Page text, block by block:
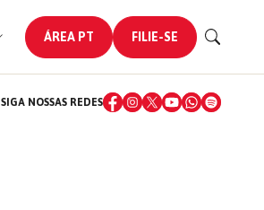
ÁREA PT FILIE-SE
SIGA NOSSAS REDES